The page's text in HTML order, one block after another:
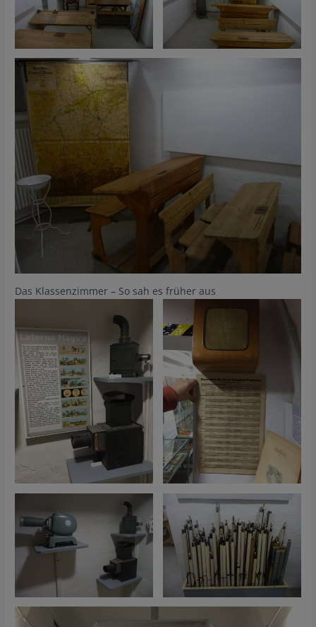
Das Klassenzimmer – So sah es früher aus